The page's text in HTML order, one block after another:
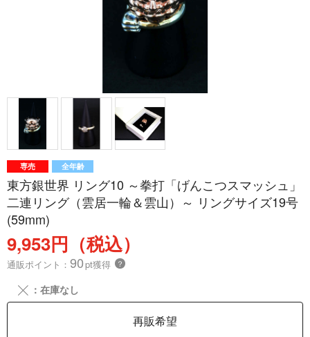
専売 全年齢
東方銀世界 リング10 ～拳打「げんこつスマッシュ」
二連リング（雲居一輪＆雲山）～ リングサイズ19号
(59mm)
9,953円（税込）
通販ポイント： 90pt獲得 ？
╳ ：在庫なし
再販希望